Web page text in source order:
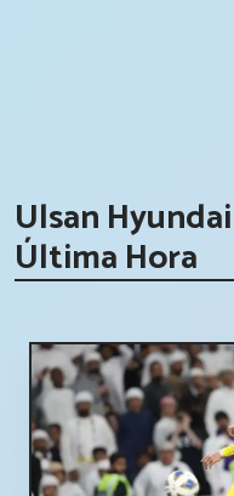
Ulsan
Última Hora